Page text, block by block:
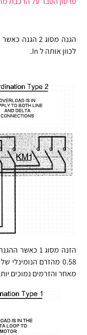
הגנה מסוג 2
לכוון אותה ל In.
הזנה מסוג 1
0.58 מהזרם
מאחר והזרמים נמוכים
אנו מחוייבים לעדכן (בכל
קבצי טקסט המוצבים על
לסייע לאתר לנתח כיצד
גוגל משתמשת במידע זה
השימוש שלך באתר, עריכת
האתר ועל השימוש
אתרים.
מבחינת מפעיל האתר
למעקב עבור סימולטור
והשימוש בתגובות בפורום.
אני מאשר